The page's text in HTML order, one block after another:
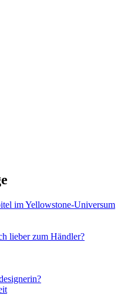
im Yellowstone-Universum
lieber zum Händler?